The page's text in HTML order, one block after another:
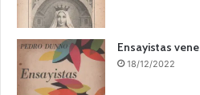
Ensayistas
18/12/2022